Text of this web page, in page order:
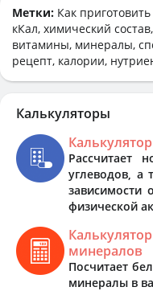
Метки: Как приготовить
кКал, химический
витамины, минералы,
рецепт, калории,
Калькуляторы
Рассчитает
углеводов, а
зависимости
физической
минералов
Посчитает
минералы в